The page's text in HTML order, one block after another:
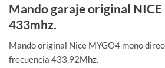
Mando garaje original
433mhz.
Mando original Nice MYGO4 mono
frecuencia 433,92Mhz.